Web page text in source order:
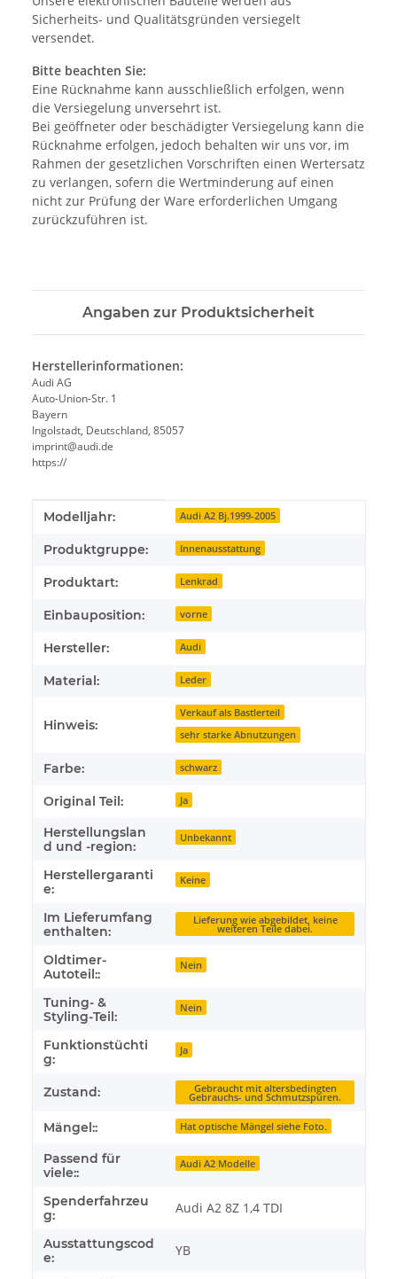
Sicherheits- und Qualitätsgründen versiegelt
versendet.
Bitte beachten Sie:
Eine Rücknahme kann ausschließlich erfolgen, wenn
die Versiegelung unversehrt ist.
Bei geöffneter oder beschädigter Versiegelung kann die
Rücknahme erfolgen, jedoch behalten wir uns vor, im
Rahmen der gesetzlichen Vorschriften einen Wertersatz
zu verlangen, sofern die Wertminderung auf einen
nicht zur Prüfung der Ware erforderlichen Umgang
zurückzuführen ist.
Angaben zur Produktsicherheit
Herstellerinformationen:
Audi AG
Auto-Union-Str. 1
Bayern
Ingolstadt, Deutschland, 85057
imprint@audi.de
https://
Produkteigenschaft
Wert
Modelljahr: Audi A2 Bj.1999-2005
Produktgruppe: Innenausstattung
Produktart: Lenkrad
Einbauposition: vorne
Hersteller: Audi
Material: Leder
Hinweis:
Verkauf als Bastlerteil
sehr starke Abnutzungen
Farbe: schwarz
Original Teil: Ja
Herstellungslan
d und -region:
Unbekannt
Herstellergaranti
e:
Keine
Im Lieferumfang
enthalten:
Lieferung wie abgebildet, keine
weiteren Teile dabei.
Oldtimer-
Autoteil::
Nein
Tuning- &
Styling-Teil:
Nein
Funktionstüchti
g:
Ja
Zustand: Gebraucht mit altersbedingten
Gebrauchs- und Schmutzspuren.
Mängel:: Hat optische Mängel siehe Foto.
Passend für
viele::
Audi A2 Modelle
Spenderfahrzeu
g:
Audi A2 8Z 1,4 TDI
Ausstattungscod
e:
YB